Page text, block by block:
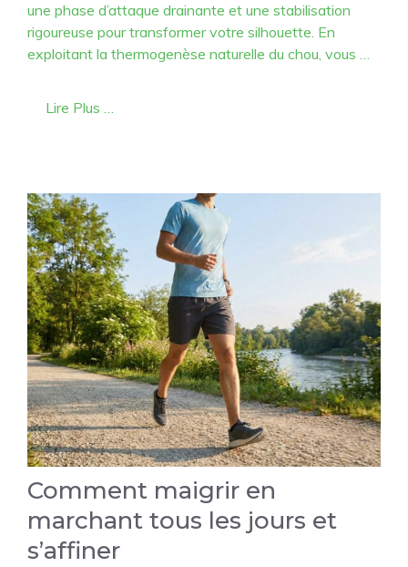
une phase d’attaque drainante et une stabilisation
rigoureuse pour transformer votre silhouette. En
exploitant la thermogenèse naturelle du chou, vous …
Lire Plus …
Comment maigrir en
marchant tous les jours et
s’affiner